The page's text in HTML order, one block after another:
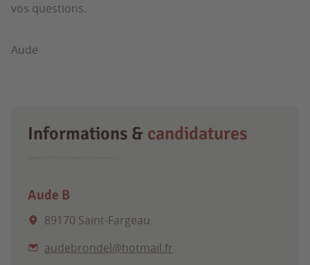
vos questions.
Aude
Informations & candidatures
Aude B
89170 Saint-Fargeau
audebrondel@hotmail.fr